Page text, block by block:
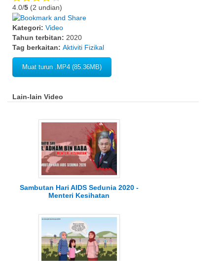
4.0/5 (2 undian)
Kategori: Video
Tahun terbitan: 2020
Tag berkaitan: Aktiviti Fizikal
Muat turun .MP4 (85.36MB)
Lain-lain Video
Sambutan Hari AIDS Sedunia 2020 -
Menteri Kesihatan